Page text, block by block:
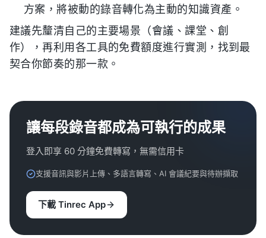
方案，將被動的錄音轉化為主動的知識資產。
建議先釐清自己的主要場景（會議、課堂、創
作），再利用各工具的免費額度進行實測，找到最
契合你節奏的那一款。
讓每段錄音都成為可執行的成果
登入即享 60 分鐘免費轉寫，無需信用卡
支援音訊與影片上傳、多語言轉寫、AI 會議紀要與待辦擷取
下載 Tinrec App